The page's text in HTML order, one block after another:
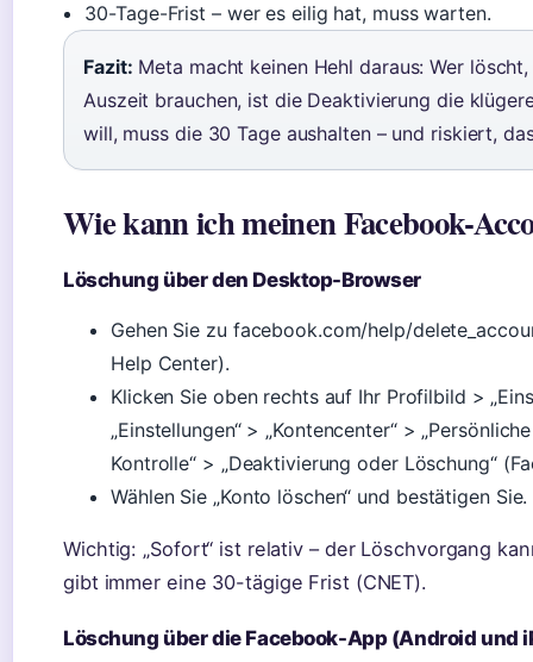
30-Tage-Frist – wer es eilig hat, muss warten.
Fazit: Meta macht keinen Hehl daraus: Wer
Auszeit brauchen, ist die Deaktivierung die
will, muss die 30 Tage aushalten – und riskiert,
Wie kann ich meinen Facebook-
Löschung über den Desktop-Browser
Gehen Sie zu facebook.com/help/
Help Center).
Klicken Sie oben rechts auf Ihr Profilbild >
„Einstellungen“ > „Kontencenter“ >
Kontrolle“ > „Deaktivierung oder Löschung“
Wählen Sie „Konto löschen“ und bestätigen Sie.
Wichtig: „Sofort“ ist relativ – der Löschvorgang
gibt immer eine 30-tägige Frist (CNET).
Löschung über die Facebook-App (Android und